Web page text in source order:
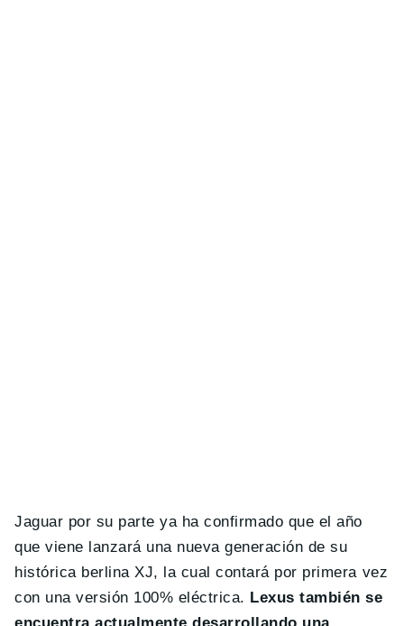
Jaguar por su parte ya ha confirmado que el año
que viene lanzará una nueva generación de su
histórica berlina XJ, la cual contará por primera vez
con una versión 100% eléctrica. Lexus también se